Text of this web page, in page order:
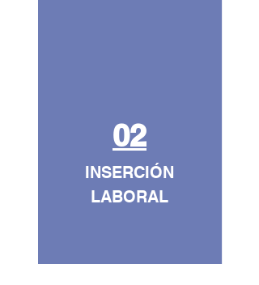
02
INSERCIÓN
LABORAL